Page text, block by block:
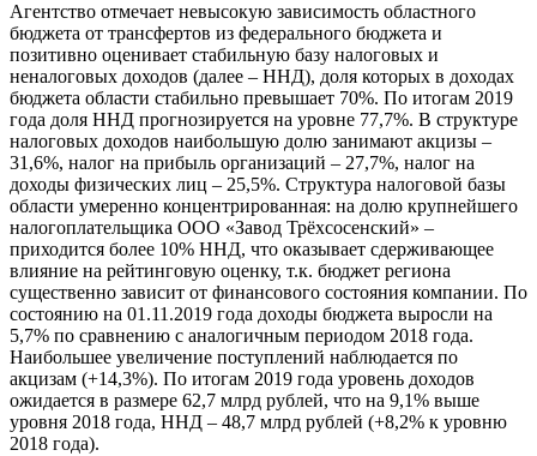
Агентство отмечает невысокую зависимость областного
бюджета от трансфертов из федерального бюджета и
позитивно оценивает стабильную базу налоговых и
неналоговых доходов (далее – ННД), доля которых в доходах
бюджета области стабильно превышает 70%. По итогам 2019
года доля ННД прогнозируется на уровне 77,7%. В структуре
налоговых доходов наибольшую долю занимают акцизы –
31,6%, налог на прибыль организаций – 27,7%, налог на
доходы физических лиц – 25,5%. Структура налоговой базы
области умеренно концентрированная: на долю крупнейшего
налогоплательщика ООО «Завод Трёхсосенский» –
приходится более 10% ННД, что оказывает сдерживающее
влияние на рейтинговую оценку, т.к. бюджет региона
существенно зависит от финансового состояния компании. По
состоянию на 01.11.2019 года доходы бюджета выросли на
5,7% по сравнению с аналогичным периодом 2018 года.
Наибольшее увеличение поступлений наблюдается по
акцизам (+14,3%). По итогам 2019 года уровень доходов
ожидается в размере 62,7 млрд рублей, что на 9,1% выше
уровня 2018 года, ННД – 48,7 млрд рублей (+8,2% к уровню
2018 года).